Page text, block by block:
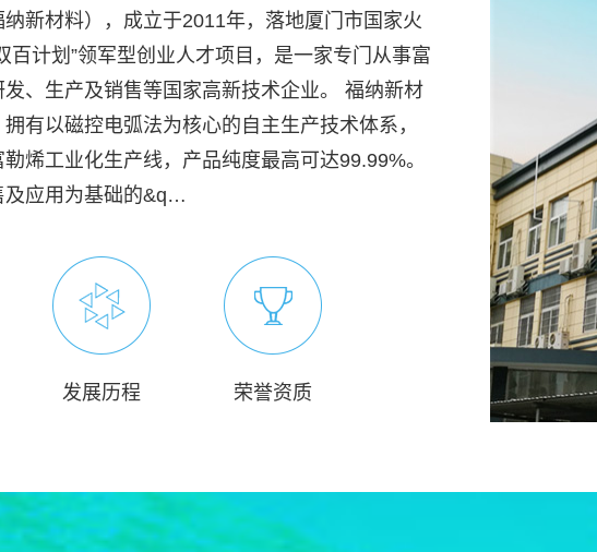
新材料），成立于2011年，落地厦门市国家火
百计划”领军型创业人才项目，是一家专门从事富
、生产及销售等国家高新技术企业。 福纳新材
有以磁控电弧法为核心的自主生产技术体系，
烯工业化生产线，产品纯度最高可达99.99%。
及应用为基础的&q…
发展历程 荣誉资质